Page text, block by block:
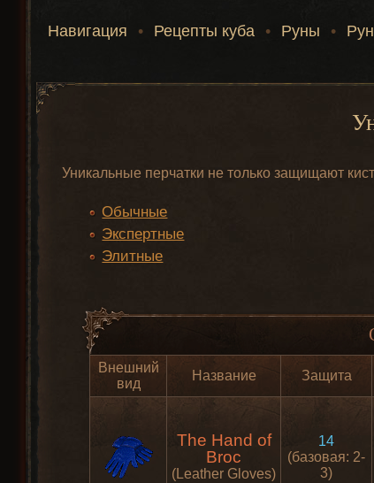
Навигация • Рецепты куба • Руны •
Уникальные перчатки не только защищают
Обычные
Экспертные
Элитные
Внешний
вид
Название Защита
The Hand of
Broc
(Leather Gloves)
14
(базовая: 2-
3)